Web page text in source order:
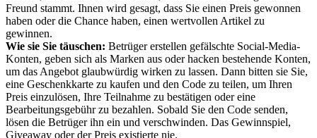
Freund stammt. Ihnen wird gesagt, dass Sie einen Preis gewonnen
haben oder die Chance haben, einen wertvollen Artikel zu
gewinnen.
Wie sie Sie täuschen: Betrüger erstellen gefälschte Social-Media-
Konten, geben sich als Marken aus oder hacken bestehende Konten,
um das Angebot glaubwürdig wirken zu lassen. Dann bitten sie Sie,
eine Geschenkkarte zu kaufen und den Code zu teilen, um Ihren
Preis einzulösen, Ihre Teilnahme zu bestätigen oder eine
Bearbeitungsgebühr zu bezahlen. Sobald Sie den Code senden,
lösen die Betrüger ihn ein und verschwinden. Das Gewinnspiel,
Giveaway oder der Preis existierte nie.